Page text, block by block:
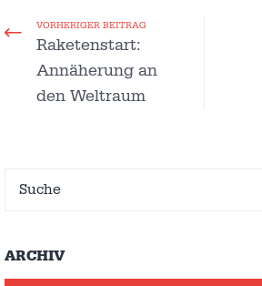
VORHERIGER BEITRAG
Raketenstart:
Annäherung an
den Weltraum
ARCHIV